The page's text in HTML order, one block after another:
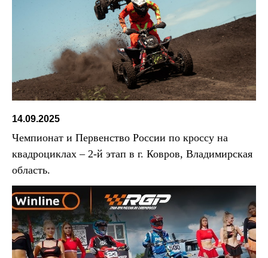
14.09.2025
Чемпионат и Первенство России по кроссу на
квадроциклах – 2-й этап в г. Ковров, Владимирская
область.